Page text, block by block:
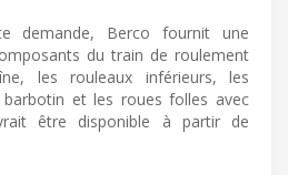
demande, Berco fournit une
du train de roulement
les rouleaux inférieurs, les
et les roues folles avec
être disponible à partir de